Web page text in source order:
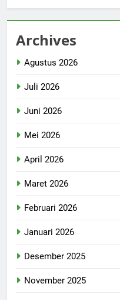
Archives
Agustus 2026
Juli 2026
Juni 2026
Mei 2026
April 2026
Maret 2026
Februari 2026
Januari 2026
Desember 2025
November 2025